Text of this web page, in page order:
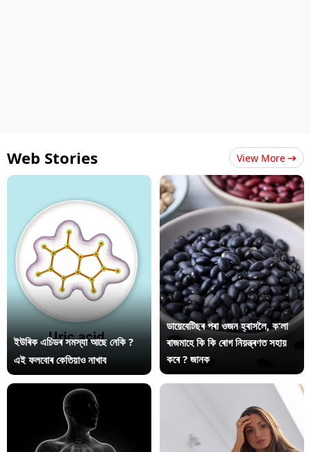
Web Stories View More
ইউৰিক এচিডৰ সমস্যা আছে নেকি ?
এই ফলবোৰ কেতিয়াও নাখাব
ডায়েবেটিছৰ পৰা ওজন হ্ৰাসলৈ, ক’লা
ৰাজমাহে কি কি ৰোগ নিয়ন্ত্ৰণত সহায়
কৰে ? জানক